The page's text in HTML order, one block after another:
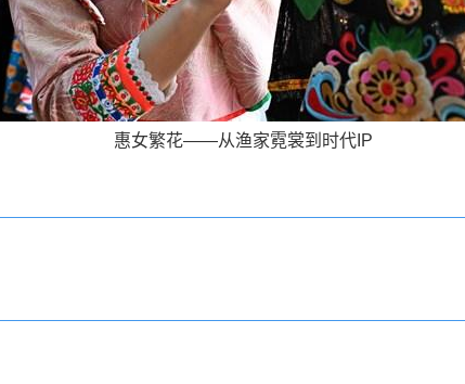
惠女繁花——从渔家霓裳到时代IP